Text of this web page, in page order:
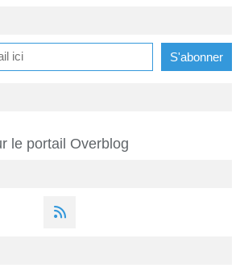
le portail Overblog